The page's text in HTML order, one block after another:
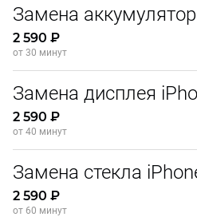
Замена
2 590 ₽
от 30 минут
Замена дисплея
2 590 ₽
от 40 минут
Замена стекла
2 590 ₽
от 60 минут